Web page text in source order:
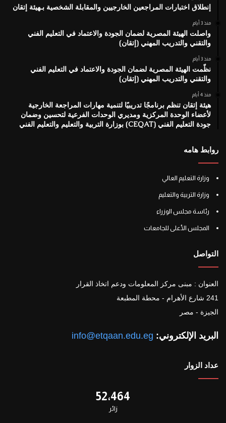
إنطلاق اختبارات المراجعين الخارجيين والمقابلة الشخصية بـهيئة إتقان
منذ 3 أيام
واصلت الهيئة المصرية لضمان الجودة والاعتماد في التعليم الفني
والتقني والتدريب المهني (إتقان)
منذ 3 أيام
نظّمت الهيئة المصرية لضمان الجودة والاعتماد في التعليم الفني
والتقني والتدريب المهني (إتقان)
منذ 4 أيام
هيئة إتقان تنظم برنامجًا تدريبيًا لتنمية مهارات المراجعة الخارجية
لأعضاء الوحدة المركزية ومديري الوحدات الفرعية لتحسين وضمان
جودة التعليم الفني (CEQAT) بوزارة التربية والتعليم والتعليم الفني
روابط هامه
وزارة التعليم العالي
وزارة التربية والتعليم
رئاسة مجلس الوزراء
المجلس الأعلى للجامعات
التواصل
العنوان : مبنى مركز المعلومات ودعم اتخاذ القرار
241 شارع الأهرام - محطة المطبعة
الجيزة - مصر
البريد الإلكتروني: info@etqaan.edu.eg
عداد الزوار
52٬464
زائر